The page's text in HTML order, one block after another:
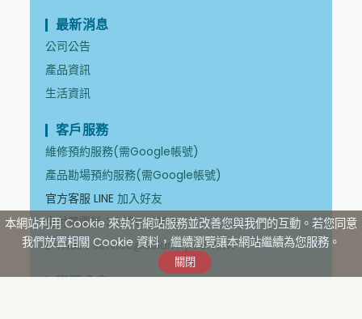
最新消息
公司公告
產品資訊
生活資訊
客戶服務
維修預約服務(需Google帳號)
產品勘場預約服務(需Google帳號)
官方客服 LINE 加入好友
免付費電話：0800-520201
E-mail： service@solarmy.com.tw
資源分享
本網站利用 Cookie 來執行網站服務並改善您與我們的互動。若您同意
我們放置相關 Cookie 資料，繼續瀏覽讓本網站繼續為您服務。